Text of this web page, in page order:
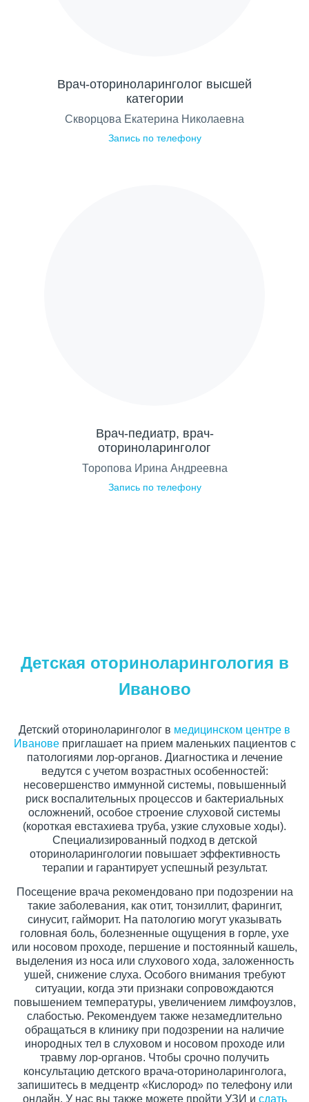
Врач-оториноларинголог высшей
категории
Скворцова Екатерина Николаевна
Запись по телефону
Врач-педиатр, врач-
оториноларинголог
Торопова Ирина Андреевна
Запись по телефону
Детская оториноларингология в
Иваново
Детский оториноларинголог в медицинском центре в
Ивановеприглашает на прием маленьких пациентов с
патологиями лор-органов. Диагностика и лечение
ведутся с учетом возрастных особенностей:
несовершенство иммунной системы, повышенный
риск воспалительных процессов и бактериальных
осложнений, особое строение слуховой системы
(короткая евстахиева труба, узкие слуховые ходы).
Специализированный подход в детской
оториноларингологии повышает эффективность
терапии и гарантирует успешный результат.
Посещение врача рекомендовано при подозрении на
такие заболевания, как отит, тонзиллит, фарингит,
синусит, гайморит. На патологию могут указывать
головная боль, болезненные ощущения в горле, ухе
или носовом проходе, першение и постоянный кашель,
выделения из носа или слухового хода, заложенность
ушей, снижение слуха. Особого внимания требуют
ситуации, когда эти признаки сопровождаются
повышением температуры, увеличением лимфоузлов,
слабостью. Рекомендуем также незамедлительно
обращаться в клинику при подозрении на наличие
инородных тел в слуховом и носовом проходе или
травму лор-органов. Чтобы срочно получить
консультацию детского врача-оториноларинголога,
запишитесь в медцентр «Кислород» по телефону или
онлайн. У нас вы также можете пройти УЗИ и сдать